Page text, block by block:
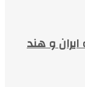
و هند